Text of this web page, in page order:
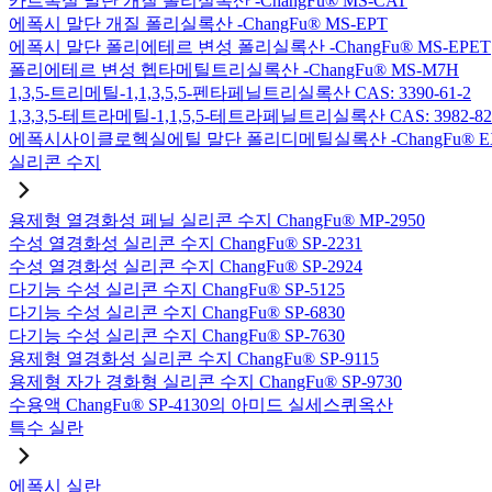
에폭시 말단 개질 폴리실록산 -ChangFu® MS-EPT
에폭시 말단 폴리에테르 변성 폴리실록산 -ChangFu® MS-EPET
폴리에테르 변성 헵타메틸트리실록산 -ChangFu® MS-M7H
1,3,5-트리메틸-1,1,3,5,5-펜타페닐트리실록산 CAS: 3390-61-2
1,3,3,5-테트라메틸-1,1,5,5-테트라페닐트리실록산 CAS: 3982-
에폭시사이클로헥실에틸 말단 폴리디메틸실록산 -ChangFu®
실리콘 수지
용제형 열경화성 페닐 실리콘 수지 ChangFu® MP-2950
수성 열경화성 실리콘 수지 ChangFu® SP-2231
수성 열경화성 실리콘 수지 ChangFu® SP-2924
다기능 수성 실리콘 수지 ChangFu® SP-5125
다기능 수성 실리콘 수지 ChangFu® SP-6830
다기능 수성 실리콘 수지 ChangFu® SP-7630
용제형 열경화성 실리콘 수지 ChangFu® SP-9115
용제형 자가 경화형 실리콘 수지 ChangFu® SP-9730
수용액 ChangFu® SP-4130의 아미드 실세스퀴옥산
특수 실란
에폭시 실란